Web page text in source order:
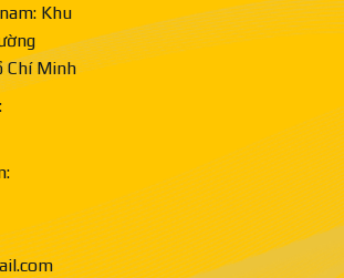
Khu
Chí Minh